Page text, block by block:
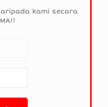
kami secara